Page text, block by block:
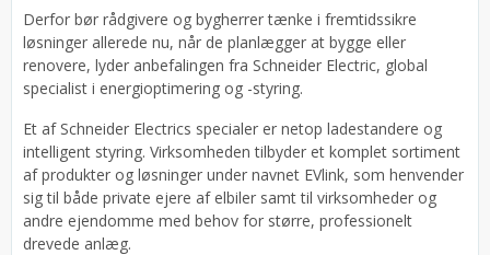
Derfor bør rådgivere og bygherrer tænke i fremtidssikre
løsninger allerede nu, når de planlægger at bygge eller
renovere, lyder anbefalingen fra Schneider Electric, global
specialist i energioptimering og -styring.
Et af Schneider Electrics specialer er netop ladestandere og
intelligent styring. Virksomheden tilbyder et komplet sortiment
af produkter og løsninger under navnet EVlink, som henvender
sig til både private ejere af elbiler samt til virksomheder og
andre ejendomme med behov for større, professionelt
drevede anlæg.